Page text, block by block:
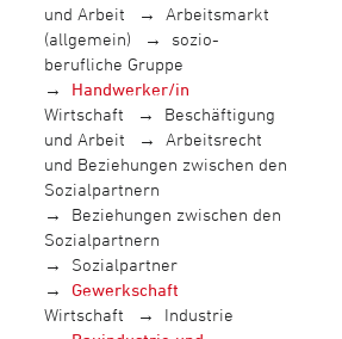
und Arbeit
Arbeitsmarkt
(allgemein)
sozio-
berufliche Gruppe
Handwerker/in
Wirtschaft
Beschäftigung
und Arbeit
Arbeitsrecht
und Beziehungen zwischen den
Sozialpartnern
Beziehungen zwischen den
Sozialpartnern
Sozialpartner
Gewerkschaft
Wirtschaft
Industrie